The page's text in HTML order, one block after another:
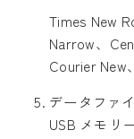
Times New
Narrow、
Courier New
データファ
USB メモリ